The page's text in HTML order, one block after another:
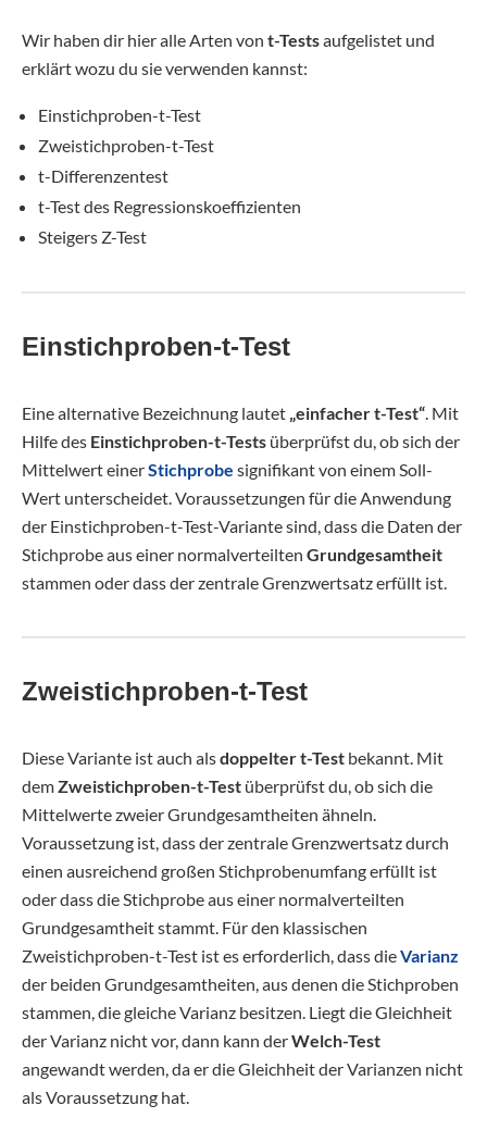
Wir haben dir hier alle Arten von t-Testsaufgelistet und
erklärt wozu du sie verwenden kannst:
Einstichproben-t-Test
Zweistichproben-t-Test
t-Differenzentest
t-Test des Regressionskoeffizienten
Steigers Z-Test
Einstichproben-t-Test
Eine alternative Bezeichnung lautet „einfacher t-Test“. Mit
Hilfe des Einstichproben-t-Tests überprüfst du, ob sich der
Mittelwert einerStichprobe signifikant von einem Soll-
Wert unterscheidet. Voraussetzungen für die Anwendung
der Einstichproben-t-Test-Variante sind, dass die Daten der
Stichprobe aus einer normalverteilten Grundgesamtheit
stammen oder dass der zentrale Grenzwertsatz erfüllt ist.
Zweistichproben-t-Test
Diese Variante ist auch alsdoppelter t-Test bekannt. Mit
demZweistichproben-t-Test überprüfst du, ob sich die
Mittelwerte zweier Grundgesamtheiten ähneln.
Voraussetzung ist, dass der zentrale Grenzwertsatz durch
einen ausreichend großen Stichprobenumfang erfüllt ist
oder dass die Stichprobe aus einer normalverteilten
Grundgesamtheit stammt. Für den klassischen
Zweistichproben-t-Test ist es erforderlich, dass dieVarianz
der beiden Grundgesamtheiten, aus denen die Stichproben
stammen, die gleiche Varianz besitzen. Liegt die Gleichheit
der Varianz nicht vor, dann kann derWelch-Test
angewandt werden, da er die Gleichheit der Varianzen nicht
als Voraussetzung hat.